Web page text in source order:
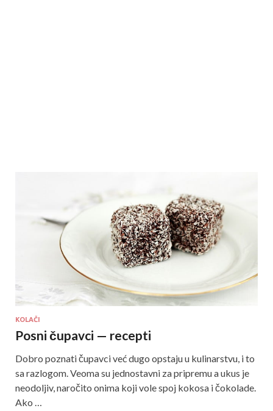
KOLAČI
Posni čupavci — recepti
Dobro poznati čupavci već dugo opstaju u kulinarstvu, i to
sa razlogom. Veoma su jednostavni za pripremu a ukus je
neodoljiv, naročito onima koji vole spoj kokosa i čokolade.
Ako …